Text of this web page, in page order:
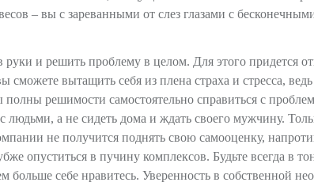
– вы с зареванными от слез глазами с
и решить проблему в целом. Для этого придется
вытащить себя из плена страха и стресса, ведь
решимости самостоятельно справиться с
а не сидеть дома и ждать своего мужчину.
не получится поднять свою самооценку,
опуститься в пучину комплексов. Будьте всегда в
себе нравитесь. Уверенность в собственной